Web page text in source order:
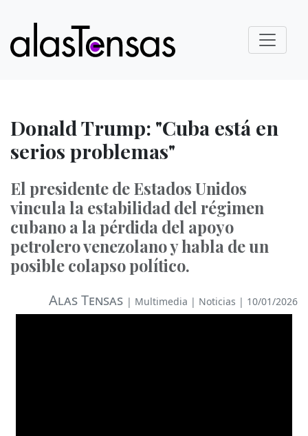
Donald Trump: "Cuba está en
serios problemas"
El presidente de Estados Unidos
vincula la estabilidad del régimen
cubano a la pérdida del apoyo
petrolero venezolano y habla de un
posible colapso político.
Alas Tensas | Multimedia | Noticias | 10/01/2026